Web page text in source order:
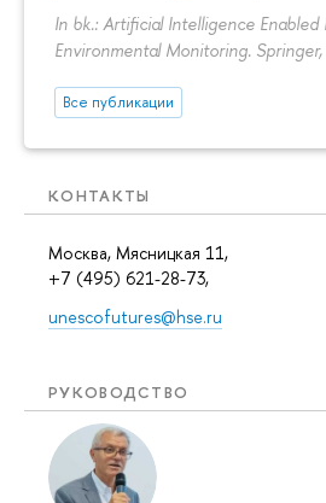
In bk.: Artificial Intelligence Enabled
Environmental Monitoring.
Все публикации
КОНТАКТЫ
Москва, Мясницкая 11,
+7 (495) 621-28-73,
unescofutures@hse.ru
РУКОВОДСТВО